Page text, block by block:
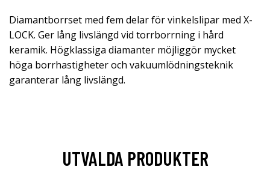
Diamantborrset med fem delar för vinkelslipar med X-
LOCK. Ger lång livslängd vid torrborrning i hård
keramik. Högklassiga diamanter möjliggör mycket
höga borrhastigheter och vakuumlödningsteknik
garanterar lång livslängd.
UTVALDA PRODUKTER